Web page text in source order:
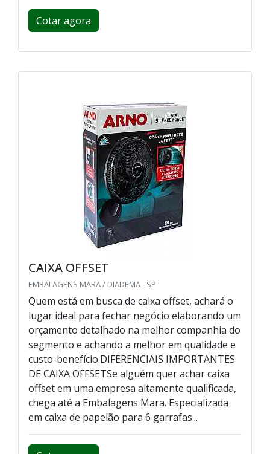
Cotar agora
CAIXA OFFSET
EMBALAGENS MARA / DIADEMA - SP
Quem está em busca de caixa offset, achará o
lugar ideal para fechar negócio elaborando um
orçamento detalhado na melhor companhia do
segmento e achando a melhor em qualidade e
custo-benefício.DIFERENCIAIS IMPORTANTES
DE CAIXA OFFSETSe alguém quer achar caixa
offset em uma empresa altamente qualificada,
chega até a Embalagens Mara. Especializada
em caixa de papelão para 6 garrafas...